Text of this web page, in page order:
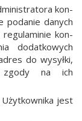
kon­
poda­nie danych
regu­la­mi­nie kon­
dodat­ko­wych
do wysył­ki,
na ich
jest